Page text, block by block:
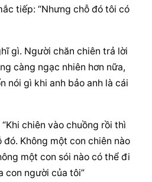
tiếp: “Nhưng chỗ đó tôi có
gì. Người chăn chiên trả lời
càng ngạc nhiên hơn nữa,
nói gì khi anh bảo anh là cái
chiên vào chuồng rồi thì
Không một con chiên nào
một con sói nào có thể đi
con người của tôi”